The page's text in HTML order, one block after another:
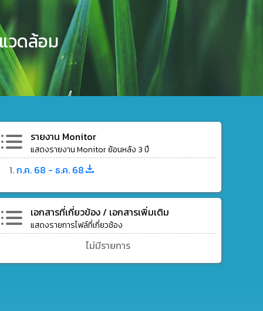
วดล้อม
รายงาน Monitor
แสดงรายงาน Monitor ย้อนหลัง 3 ปี
ก.ค. 68 - ธ.ค. 68
เอกสารที่เกี่ยวข้อง / เอกสารเพิ่มเติม
แสดงรายการไฟล์ที่เกี่ยวช้อง
ไม่มีรายการ